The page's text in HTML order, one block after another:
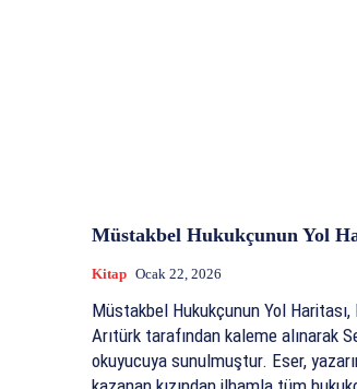
Müstakbel Hukukçunun Yol
Kitap Ocak 22, 2026
Müstakbel Hukukçunun Yol Haritası,
Arıtürk tarafından kaleme alınarak
okuyucuya sunulmuştur. Eser, yazarın, hukuk fakültesini